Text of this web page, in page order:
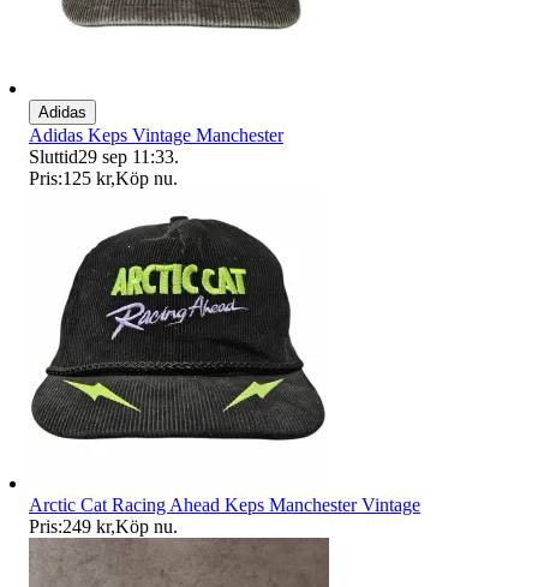
Adidas
Adidas Keps Vintage Manchester
Sluttid29 sep 11:33.
Pris:125 kr,Köp nu.
Arctic Cat Racing Ahead Keps Manchester Vintage
Pris:249 kr,Köp nu.